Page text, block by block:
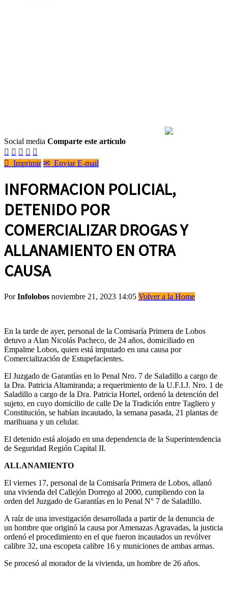
Social media Comparte este artículo
    
 Imprimir ✉ Enviar E-mail
INFORMACION POLICIAL,
DETENIDO POR
COMERCIALIZAR DROGAS Y
ALLANAMIENTO EN OTRA
CAUSA
PorInfolobos noviembre 21, 2023 14:05 Volver a la Home
En la tarde de ayer, personal de la Comisaría Primera de Lobos
detuvo a Alan Nicolás Pacheco, de 24 años, domiciliado en
Empalme Lobos, quien está imputado en una causa por
Comercialización de Estupefacientes.
El Juzgado de Garantías en lo Penal Nro. 7 de Saladillo a cargo de
la Dra. Patricia Altamiranda; a requerimiento de la U.F.I.J. Nro. 1 de
Saladillo a cargo de la Dra. Patricia Hortel, ordenó la detención del
sujeto, en cuyo domicilio de calle De la Tradición entre Tagliero y
Constitución, se habían incautado, la semana pasada, 21 plantas de
marihuana y un celular.
El detenido está alojado en una dependencia de la Superintendencia
de Seguridad Región Capital II.
ALLANAMIENTO
El viernes 17, personal de la Comisaría Primera de Lobos, allanó
una vivienda del Callejón Dorrego al 2000, cumpliendo con la
orden del Juzgado de Garantías en lo Penal N° 7 de Saladillo.
A raíz de una investigación desarrollada a partir de la denuncia de
un hombre que originó la causa por Amenazas Agravadas, la justicia
ordenó el procedimiento en el que fueron incautados un revólver
calibre 32, una escopeta calibre 16 y municiones de ambas armas.
Se procesó al morador de la vivienda, un hombre de 26 años.